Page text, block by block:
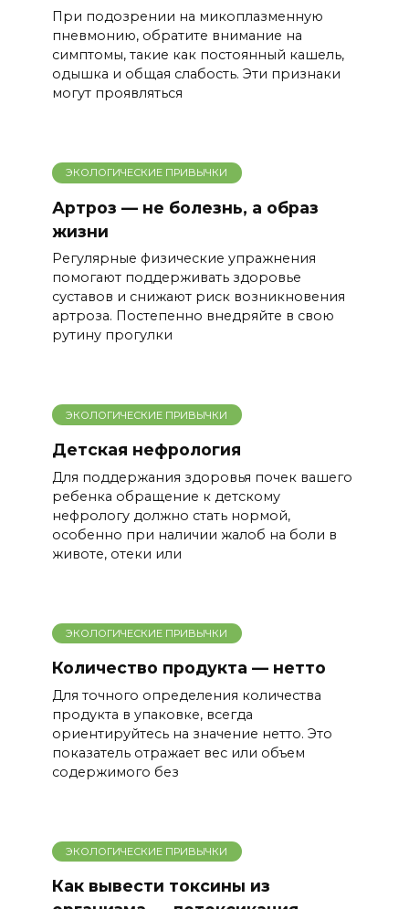
При подозрении на микоплазменную
пневмонию, обратите внимание на
симптомы, такие как постоянный кашель,
одышка и общая слабость. Эти признаки
могут проявляться
ЭКОЛОГИЧЕСКИЕ ПРИВЫЧКИ
Артроз — не болезнь, а образ
жизни
Регулярные физические упражнения
помогают поддерживать здоровье
суставов и снижают риск возникновения
артроза. Постепенно внедряйте в свою
рутину прогулки
ЭКОЛОГИЧЕСКИЕ ПРИВЫЧКИ
Детская нефрология
Для поддержания здоровья почек вашего
ребенка обращение к детскому
нефрологу должно стать нормой,
особенно при наличии жалоб на боли в
животе, отеки или
ЭКОЛОГИЧЕСКИЕ ПРИВЫЧКИ
Количество продукта — нетто
Для точного определения количества
продукта в упаковке, всегда
ориентируйтесь на значение нетто. Это
показатель отражает вес или объем
содержимого без
ЭКОЛОГИЧЕСКИЕ ПРИВЫЧКИ
Как вывести токсины из